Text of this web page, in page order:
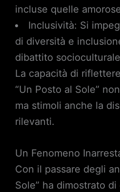
incluse quelle
Inclusività: Si
di diversità e
dibattito
La capacità di
“Un Posto al Sole”
ma stimoli anche la
rilevanti.
Un Fenomeno
Con il passare degli
Sole” ha dimostrato